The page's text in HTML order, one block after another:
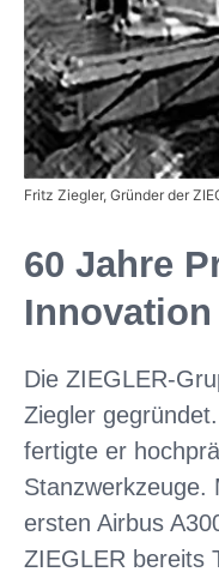
Fritz Ziegler, Gründer der
60 Jahre
Innovation
Die ZIEGLER-
Ziegler
fertigte er
Stanzwerkzeuge.
ersten Airbus
ZIEGLER bereits